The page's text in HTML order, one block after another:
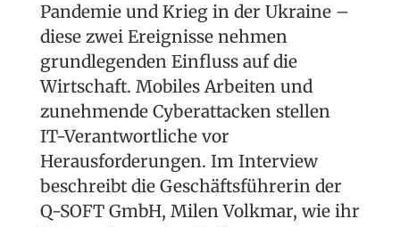
Pandemie und Krieg in der Ukraine –
diese zwei Ereignisse nehmen
grundlegenden Einfluss auf die
Wirtschaft. Mobiles Arbeiten und
zunehmende Cyberattacken stellen
IT-Verantwortliche vor
Herausforderungen. Im Interview
beschreibt die Geschäftsführerin der
Q-SOFT GmbH, Milen Volkmar, wie ihr